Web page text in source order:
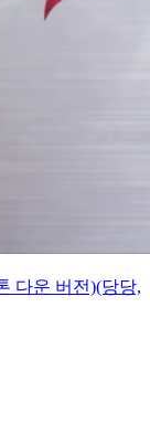
다운 버전)(당당,